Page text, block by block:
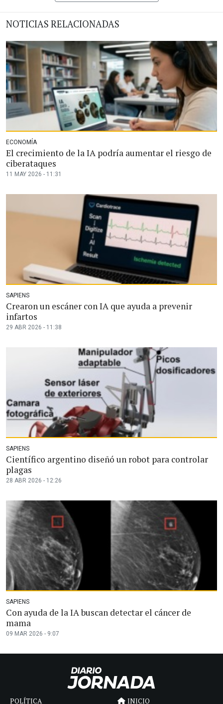
NOTICIAS RELACIONADAS
ECONOMÍA
El crecimiento de la IA podría aumentar el riesgo de
ciberataques
11 MAY 2026 - 11:31
SAPIENS
Crearon un escáner con IA que ayuda a prevenir
infartos
29 ABR 2026 - 11:38
SAPIENS
Científico argentino diseñó un robot para controlar
plagas
28 ABR 2026 - 12:26
SAPIENS
Con ayuda de la IA buscan detectar el cáncer de
mama
09 MAR 2026 - 9:07
POLÍTICA INICIO